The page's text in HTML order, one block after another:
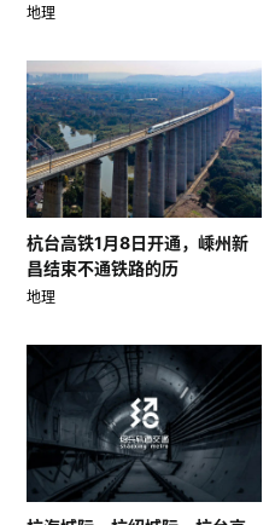
地理
杭台高铁1月8日开通，嵊州新
昌结束不通铁路的历
地理